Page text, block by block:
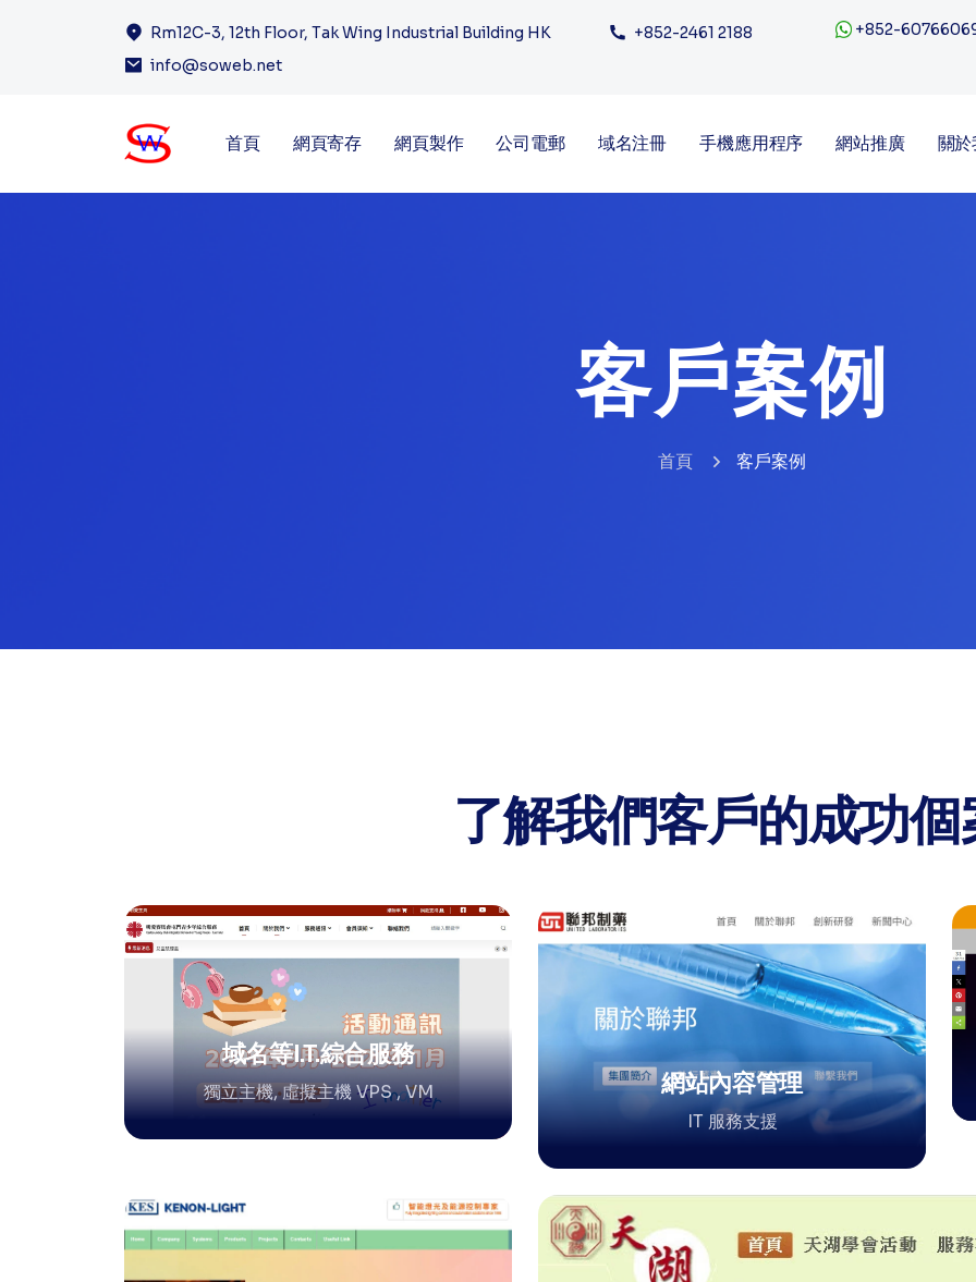
Rm12C-3, 12th Floor, Tak Wing Industrial Building HK +852-2461 2188
+852-
info@soweb.net
首頁 網頁寄存 網頁製作 公司電郵 域名注冊 手機應用程序 網站推廣 關
客戶案例
首頁 客戶案例
了解我們客戶的成功個
域名等I.T.綜合服務
獨立主機, 虛擬主機 VPS , VM 網站內容管理
IT 服務支援